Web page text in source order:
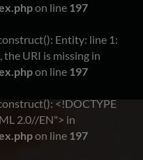
on line 197
Entity: line 1:
the URI is missing in
on line 197
<!DOCTYPE
2.0//EN"> in
on line 197